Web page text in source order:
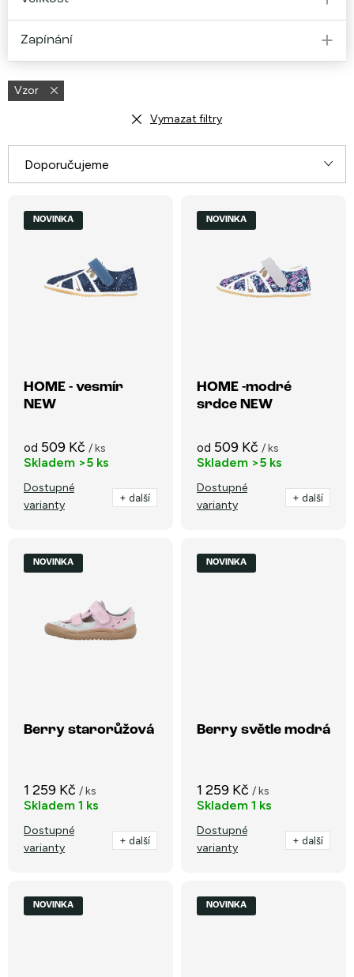
Zapínání
Vzor
Vymazat filtry
a
Doporučujeme
Nejprodávanější
NOVINKA
HOME - vesmír
NEW
od 509 Kč / ks
Skladem >5 ks
Dostupné
varianty
+ další
NOVINKA
HOME -modré
srdce NEW
od 509 Kč / ks
Skladem >5 ks
Dostupné
varianty
+ další
NOVINKA
Berry starorůžová
1 259 Kč / ks
Skladem 1 ks
Dostupné
varianty
+ další
NOVINKA
Berry světle modrá
1 259 Kč / ks
Skladem 1 ks
Dostupné
varianty
+ další
NOVINKA NOVINKA